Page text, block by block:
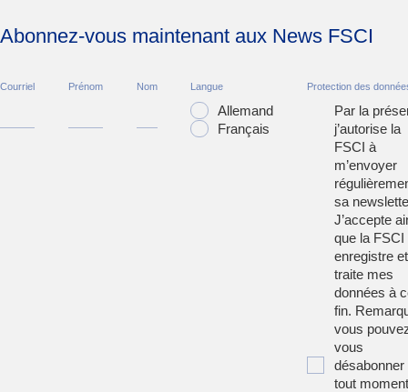
Abonnez-vous maintenant aux News FSCI
Courriel Prénom Nom Langue
Allemand
Français
Protection des
Par la
j’autorise la
FSCI à
m’envoyer
sa
J’accepte
que la FSCI
enregistre et
traite mes
données à
fin.
vous
vous
désabonner
tout